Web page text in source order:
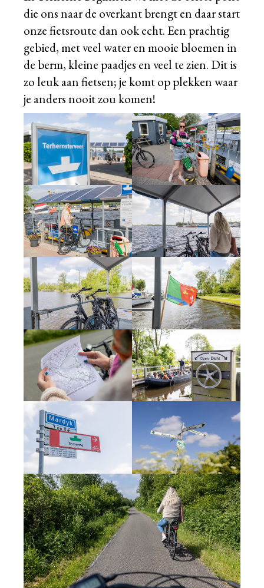
die ons naar de overkant brengt en daar start
onze fietsroute dan ook echt. Een prachtig
gebied, met veel water en mooie bloemen in
de berm, kleine paadjes en veel te zien. Dit is
zo leuk aan fietsen; je komt op plekken waar
je anders nooit zou komen!